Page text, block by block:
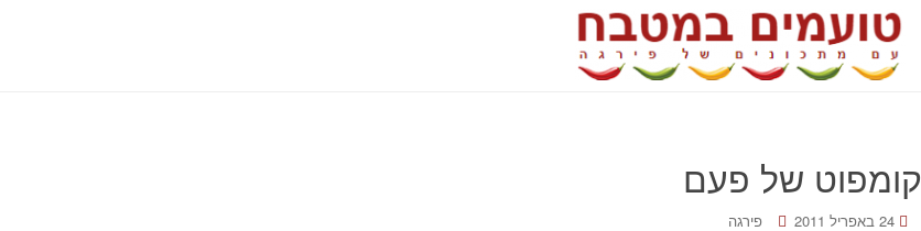
קומפוט של פעם
24 באפריל 2011 פירגה